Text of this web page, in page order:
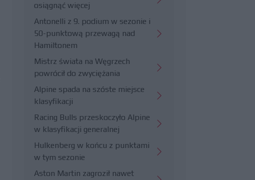
osiągnąć więcej
Antonelli z 9. podium w sezonie i
50-punktową przewagą nad
Hamiltonem
Mistrz świata na Węgrzech
powrócił do zwyciężania
Alpine spada na szóste miejsce
klasyfikacji
Racing Bulls przeskoczyło Alpine
w klasyfikacji generalnej
Hulkenberg w końcu z punktami
w tym sezonie
Aston Martin zagroził nawet